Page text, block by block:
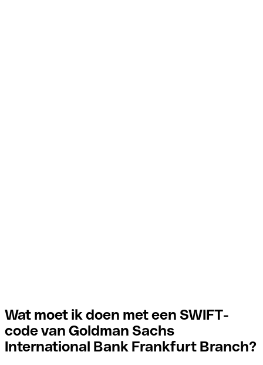
Wat moet ik doen met een SWIFT-
code van Goldman Sachs
International Bank Frankfurt Branch?